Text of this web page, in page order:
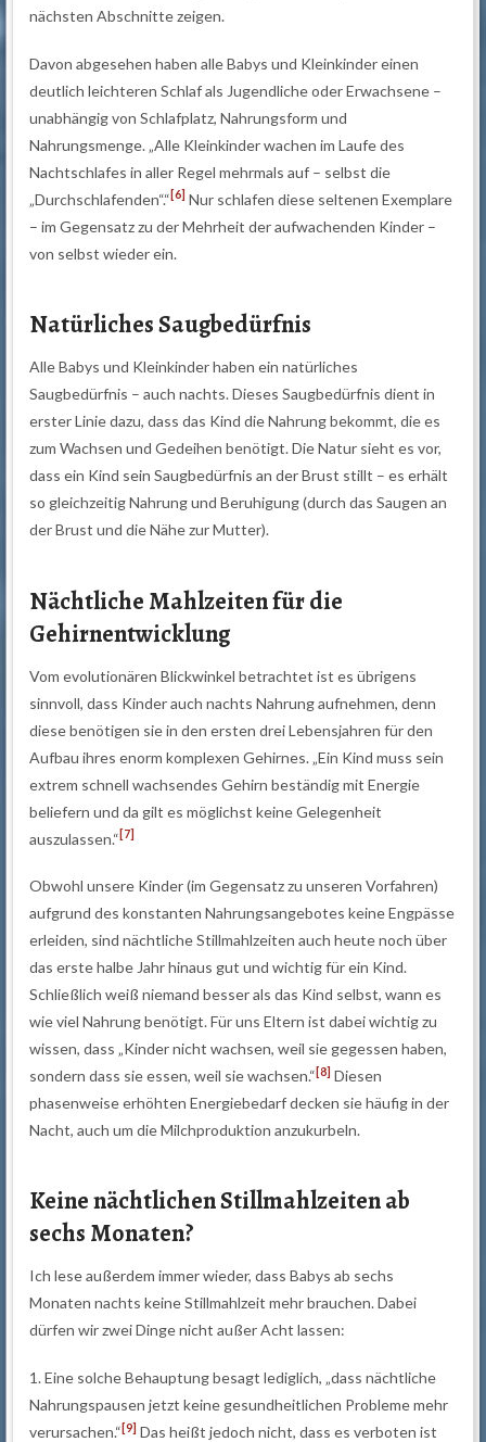
nächsten Abschnitte zeigen.
Davon abgesehen haben alle Babys und Kleinkinder einen
deutlich leichteren Schlaf als Jugendliche oder Erwachsene –
unabhängig von Schlafplatz, Nahrungsform und
Nahrungsmenge. „Alle Kleinkinder wachen im Laufe des
Nachtschlafes in aller Regel mehrmals auf – selbst die
„Durchschlafenden“.“[6] Nur schlafen diese seltenen Exemplare
– im Gegensatz zu der Mehrheit der aufwachenden Kinder –
von selbst wieder ein.
Natürliches Saugbedürfnis
Alle Babys und Kleinkinder haben ein natürliches
Saugbedürfnis – auch nachts. Dieses Saugbedürfnis dient in
erster Linie dazu, dass das Kind die Nahrung bekommt, die es
zum Wachsen und Gedeihen benötigt. Die Natur sieht es vor,
dass ein Kind sein Saugbedürfnis an der Brust stillt – es erhält
so gleichzeitig Nahrung und Beruhigung (durch das Saugen an
der Brust und die Nähe zur Mutter).
Nächtliche Mahlzeiten für die
Gehirnentwicklung
Vom evolutionären Blickwinkel betrachtet ist es übrigens
sinnvoll, dass Kinder auch nachts Nahrung aufnehmen, denn
diese benötigen sie in den ersten drei Lebensjahren für den
Aufbau ihres enorm komplexen Gehirnes. „Ein Kind muss sein
extrem schnell wachsendes Gehirn beständig mit Energie
beliefern und da gilt es möglichst keine Gelegenheit
auszulassen.“[7]
Obwohl unsere Kinder (im Gegensatz zu unseren Vorfahren)
aufgrund des konstanten Nahrungsangebotes keine Engpässe
erleiden, sind nächtliche Stillmahlzeiten auch heute noch über
das erste halbe Jahr hinaus gut und wichtig für ein Kind.
Schließlich weiß niemand besser als das Kind selbst, wann es
wie viel Nahrung benötigt. Für uns Eltern ist dabei wichtig zu
wissen, dass „Kinder nicht wachsen, weil sie gegessen haben,
sondern dass sie essen, weil sie wachsen.“[8] Diesen
phasenweise erhöhten Energiebedarf decken sie häufig in der
Nacht, auch um die Milchproduktion anzukurbeln.
Keine nächtlichen Stillmahlzeiten ab
sechs Monaten?
Ich lese außerdem immer wieder, dass Babys ab sechs
Monaten nachts keine Stillmahlzeit mehr brauchen. Dabei
dürfen wir zwei Dinge nicht außer Acht lassen:
1. Eine solche Behauptung besagt lediglich, „dass nächtliche
Nahrungspausen jetzt keine gesundheitlichen Probleme mehr
verursachen.“[9] Das heißt jedoch nicht, dass es verboten ist